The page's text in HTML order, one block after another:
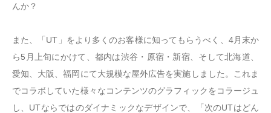
んか？
また、「UT」をより多くのお客様に知ってもらうべく、4月末か
ら5月上旬にかけて、都内は渋谷・原宿・新宿、そして北海道、
愛知、大阪、福岡にて大規模な屋外広告を実施しました。これま
でコラボしていた様々なコンテンツのグラフィックをコラージュ
し、UTならではのダイナミックなデザインで、「次のUTはどん